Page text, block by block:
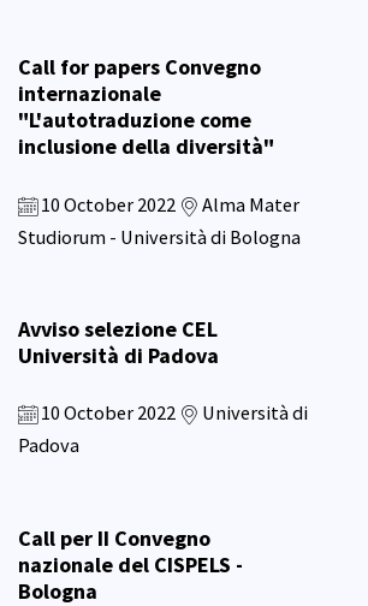
Call for papers Convegno
internazionale
"L'autotraduzione come
inclusione della diversità"
10 October 2022
Alma Mater
Studiorum - Università di Bologna
Avviso selezione CEL
Università di Padova
10 October 2022
Università di
Padova
Call per II Convegno
nazionale del CISPELS -
Bologna